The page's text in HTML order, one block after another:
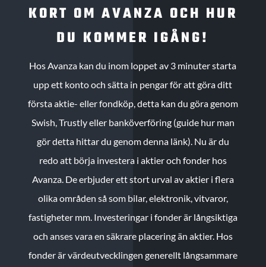
KORT OM AVANZA OCH HUR
DU KOMMER IGÅNG!
Hos Avanza kan du inom loppet av 3 minuter starta
upp ett konto och sätta in pengar för att göra ditt
första aktie- eller fondköp, detta kan du göra genom
Swish, Trustly eller banköverföring (guide hur man
gör detta hittar du genom denna länk). Nu är du
redo att börja investera i aktier och fonder hos
Avanza. De erbjuder ett stort urval av aktier i flera
olika områden så som bilar, elektronik, vitvaror,
fastigheter mm. Investeringar i fonder är långsiktiga
och anses vara en säkrare placering än aktier. Hos
fonder är värdeutvecklingen generellt långsammare